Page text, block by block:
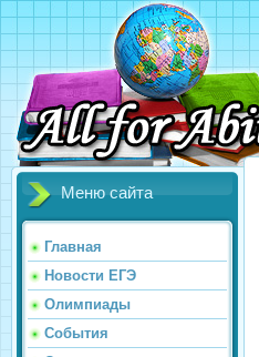
Меню сайта
Главная
Новости ЕГЭ
Олимпиады
События